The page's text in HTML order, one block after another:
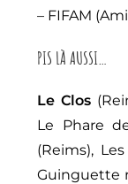
– FIFAM
PIS LÀ AUSSI…
Le Clos
Le Phare
(Reims),
Guinguette